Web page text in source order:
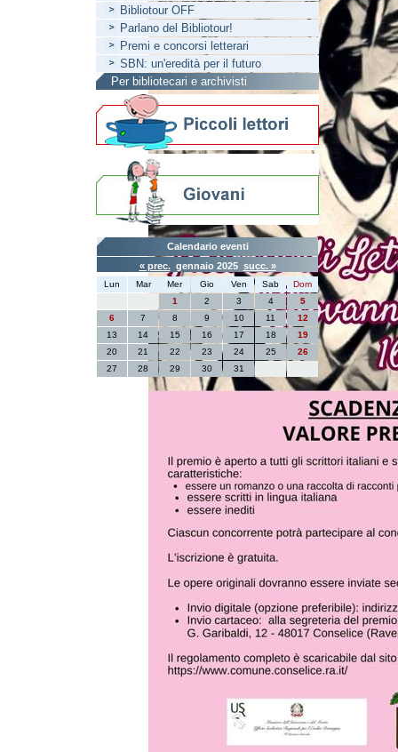
Bibliotour OFF
Parlano del Bibliotour!
Premi e concorsi letterari
SBN: un'eredità per il futuro
Per bibliotecari e archivisti
Calendario eventi
« prec.gennaio 2025 succ. »
Lun Mar Mer Gio Ven Sab
Dom
1
2 3 4
5
6
7 8 9 10 11
12
13
14 15 16 17 18
19
20
21 22 23 24 25
26
27
28 29 30 31